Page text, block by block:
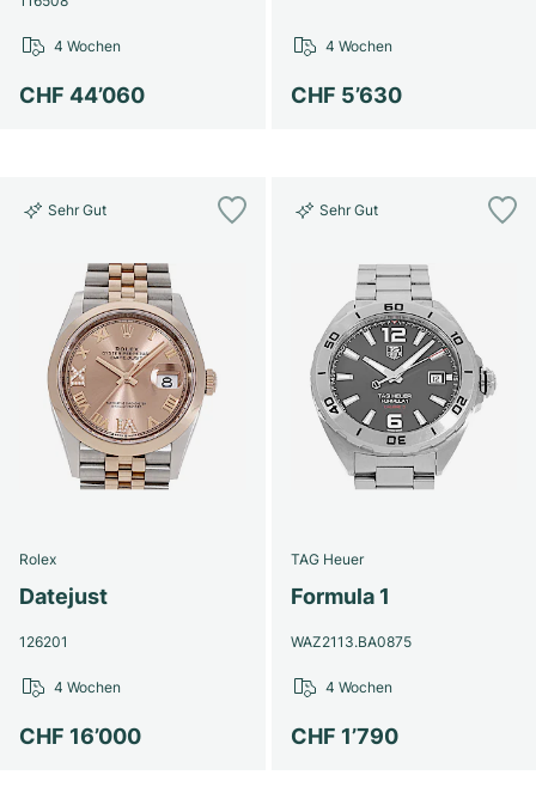
Damenuhren
Damenuhren
CHF 44’060
4 Wochen
CHF 5’630
4 Wochen
Sehr Gut
Rolex
Datejust
126201
CHF 16’000
4 Wochen
Sehr Gut
TAG Heuer
Formula 1
WAZ2113.BA0875
CHF 1’790
4 Wochen